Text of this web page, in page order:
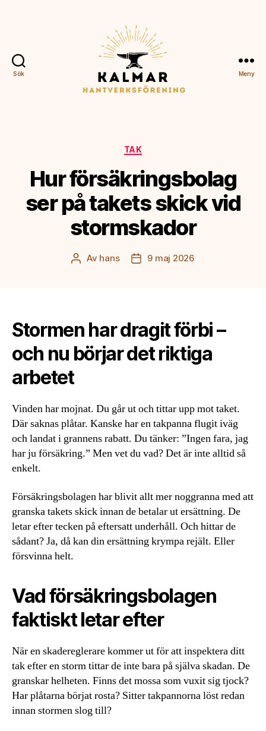
Sök Meny
Kategorier
TAK
Hur försäkringsbolag
ser på takets skick vid
stormskador
Inläggsförfattare
Av hans Inläggsdatum
9 maj 2026
Stormen har dragit förbi –
och nu börjar det riktiga
arbetet
Vinden har mojnat. Du går ut och tittar upp mot taket.
Där saknas plåtar. Kanske har en takpanna flugit iväg
och landat i grannens rabatt. Du tänker: ”Ingen fara, jag
har ju försäkring.” Men vet du vad? Det är inte alltid så
enkelt.
Försäkringsbolagen har blivit allt mer noggranna med att
granska takets skick innan de betalar ut ersättning. De
letar efter tecken på eftersatt underhåll. Och hittar de
sådant? Ja, då kan din ersättning krympa rejält. Eller
försvinna helt.
Vad försäkringsbolagen
faktiskt letar efter
När en skadereglerare kommer ut för att inspektera ditt
tak efter en storm tittar de inte bara på själva skadan. De
granskar helheten. Finns det mossa som vuxit sig tjock?
Har plåtarna börjat rosta? Sitter takpannorna löst redan
innan stormen slog till?